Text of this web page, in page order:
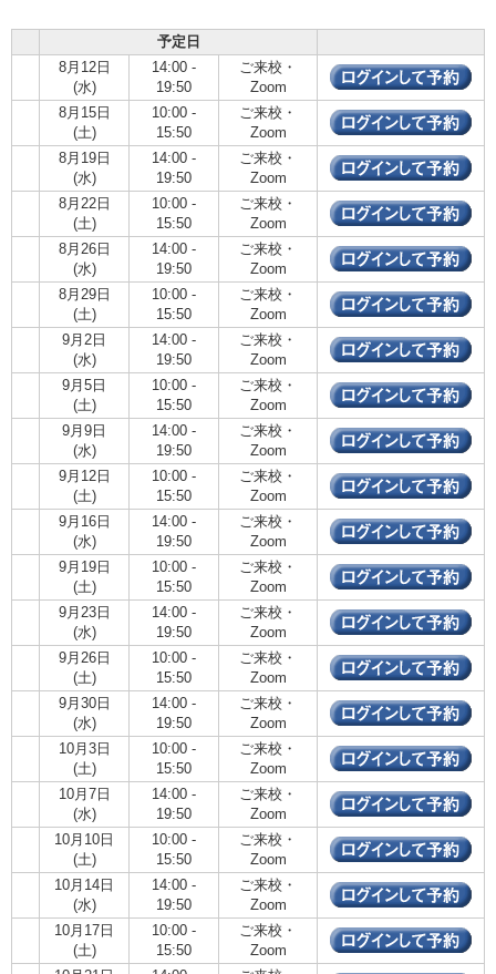
予定日
8月12日
(水)
14:00 -
19:50
ご来校・
Zoom
8月15日
(土)
10:00 -
15:50
ご来校・
Zoom
8月19日
(水)
14:00 -
19:50
ご来校・
Zoom
8月22日
(土)
10:00 -
15:50
ご来校・
Zoom
8月26日
(水)
14:00 -
19:50
ご来校・
Zoom
8月29日
(土)
10:00 -
15:50
ご来校・
Zoom
9月2日
(水)
14:00 -
19:50
ご来校・
Zoom
9月5日
(土)
10:00 -
15:50
ご来校・
Zoom
9月9日
(水)
14:00 -
19:50
ご来校・
Zoom
9月12日
(土)
10:00 -
15:50
ご来校・
Zoom
9月16日
(水)
14:00 -
19:50
ご来校・
Zoom
9月19日
(土)
10:00 -
15:50
ご来校・
Zoom
9月23日
(水)
14:00 -
19:50
ご来校・
Zoom
9月26日
(土)
10:00 -
15:50
ご来校・
Zoom
9月30日
(水)
14:00 -
19:50
ご来校・
Zoom
10月3日
(土)
10:00 -
15:50
ご来校・
Zoom
10月7日
(水)
14:00 -
19:50
ご来校・
Zoom
10月10日
(土)
10:00 -
15:50
ご来校・
Zoom
10月14日
(水)
14:00 -
19:50
ご来校・
Zoom
10月17日
(土)
10:00 -
15:50
ご来校・
Zoom